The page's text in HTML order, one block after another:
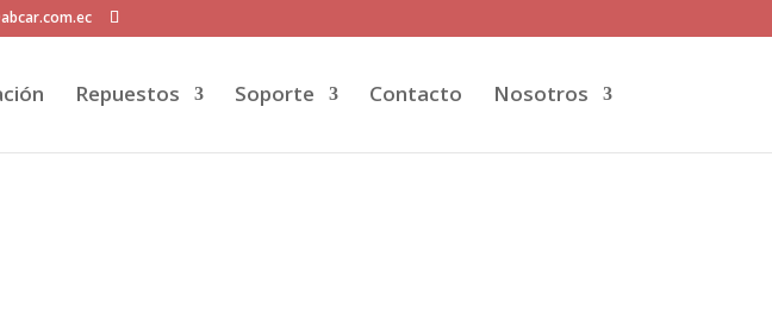
Repuestos Soporte Contacto Nosotros